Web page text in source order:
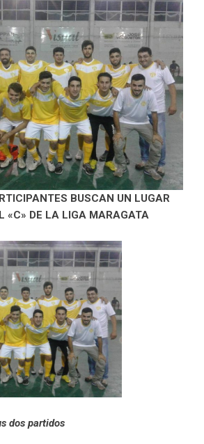
BUSCAN UN LUGAR
«C» DE LA LIGA MARAGATA
dos partidos